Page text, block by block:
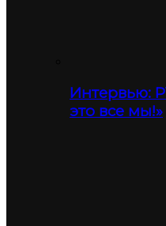
Интервью:
это все мы!»